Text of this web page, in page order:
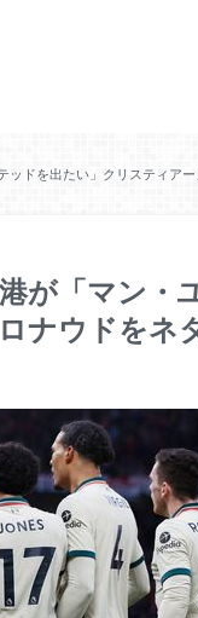
ッドを出たい」クリスティア
が「マン・
ナウドをネ